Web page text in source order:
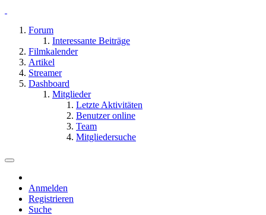
Forum
Interessante Beiträge
Filmkalender
Artikel
Streamer
Dashboard
Mitglieder
Letzte Aktivitäten
Benutzer online
Team
Mitgliedersuche
Anmelden
Registrieren
Suche